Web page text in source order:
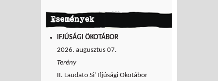
Események
IFJÚSÁGI ÖKOTÁBOR
2026. augusztus 07.
Terény
II. Laudato Si' Ifjúsági Ökotábor